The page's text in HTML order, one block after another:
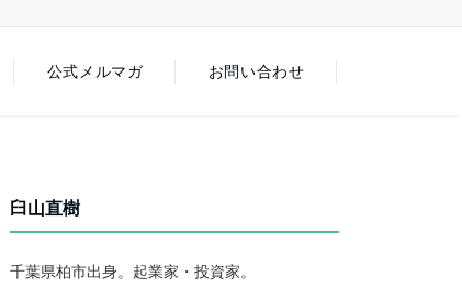
公式メルマガ お問い合わせ
臼山直樹
千葉県柏市出身。起業家・投資家。